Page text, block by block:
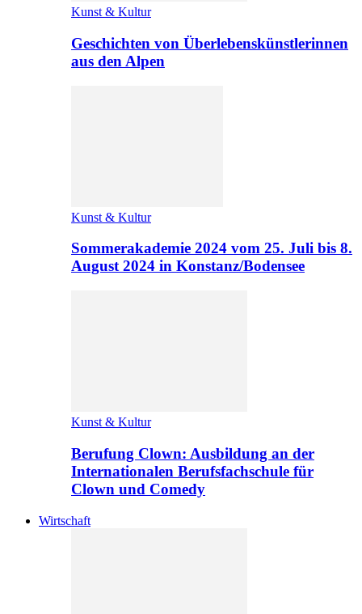
Kunst & Kultur
Geschichten von Überlebenskünstlerinnen
aus den Alpen
Kunst & Kultur
Sommerakademie 2024 vom 25. Juli bis 8.
August 2024 in Konstanz/Bodensee
Kunst & Kultur
Berufung Clown: Ausbildung an der
Internationalen Berufsfachschule für
Clown und Comedy
Wirtschaft